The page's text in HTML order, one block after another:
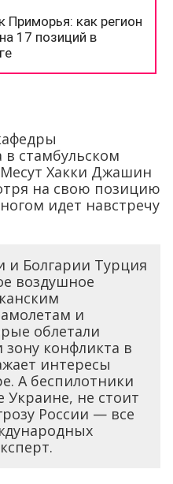
стамбульском
Хакки Джашин
на свою позицию
идет навстречу
и Болгарии Турция
воздушное
и
облетали
конфликта в
интересы
А беспилотники
не стоит
России — все